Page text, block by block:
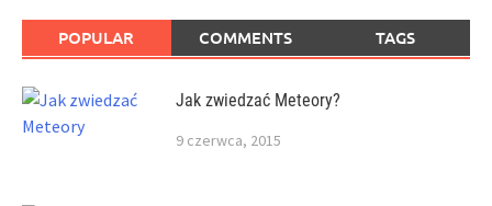
POPULAR COMMENTS TAGS
Jak zwiedzać Meteory?
9 czerwca, 2015